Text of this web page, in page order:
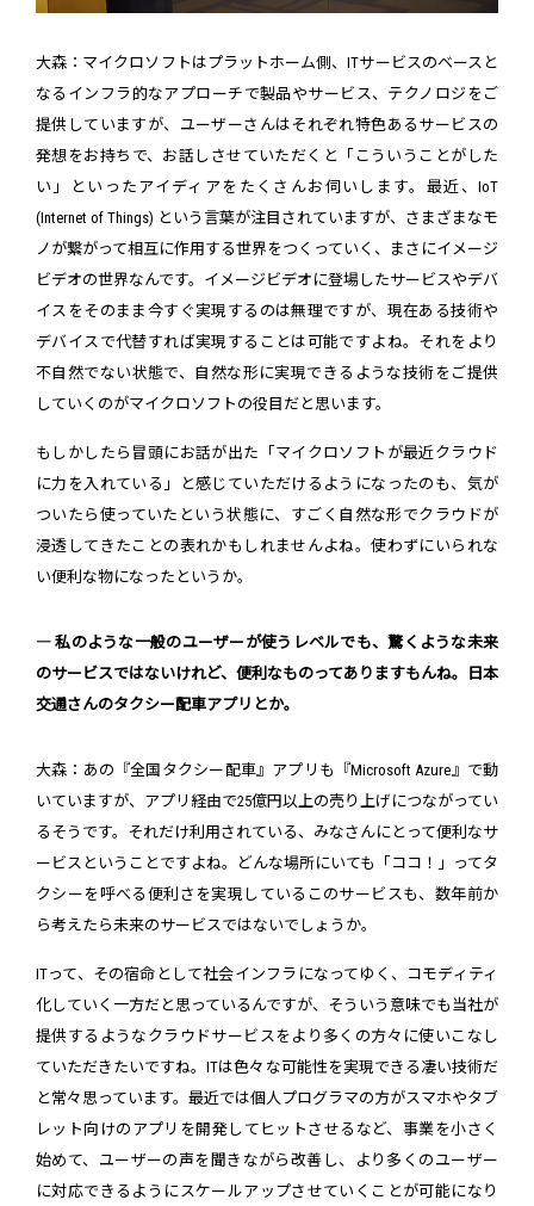
大森：マイクロソフトはプラットホーム側、ITサービスのベースと
なるインフラ的なアプローチで製品やサービス、テクノロジをご
提供していますが、ユーザーさんはそれぞれ特色あるサービスの
発想をお持ちで、お話しさせていただくと「こういうことがした
い」といったアイディアをたくさんお伺いします。最近、IoT
(Internet of Things) という言葉が注目されていますが、さまざまなモ
ノが繋がって相互に作用する世界をつくっていく、まさにイメージ
ビデオの世界なんです。イメージビデオに登場したサービスやデバ
イスをそのまま今すぐ実現するのは無理ですが、現在ある技術や
デバイスで代替すれば実現することは可能ですよね。それをより
不自然でない状態で、自然な形に実現できるような技術をご提供
していくのがマイクロソフトの役目だと思います。
もしかしたら冒頭にお話が出た「マイクロソフトが最近クラウド
に力を入れている」と感じていただけるようになったのも、気が
ついたら使っていたという状態に、すごく自然な形でクラウドが
浸透してきたことの表れかもしれませんよね。使わずにいられな
い便利な物になったというか。
― 私のような一般のユーザーが使うレベルでも、驚くような未来
のサービスではないけれど、便利なものってありますもんね。日本
交通さんのタクシー配車アプリとか。
大森：あの『全国タクシー配車』アプリも『Microsoft Azure』で動
いていますが、アプリ経由で25億円以上の売り上げにつながってい
るそうです。それだけ利用されている、みなさんにとって便利なサ
ービスということですよね。どんな場所にいても「ココ！」ってタ
クシーを呼べる便利さを実現しているこのサービスも、数年前か
ら考えたら未来のサービスではないでしょうか。
ITって、その宿命として社会インフラになってゆく、コモディティ
化していく一方だと思っているんですが、そういう意味でも当社が
提供するようなクラウドサービスをより多くの方々に使いこなし
ていただきたいですね。ITは色々な可能性を実現できる凄い技術だ
と常々思っています。最近では個人プログラマの方がスマホやタブ
レット向けのアプリを開発してヒットさせるなど、事業を小さく
始めて、ユーザーの声を聞きながら改善し、より多くのユーザー
に対応できるようにスケールアップさせていくことが可能になり